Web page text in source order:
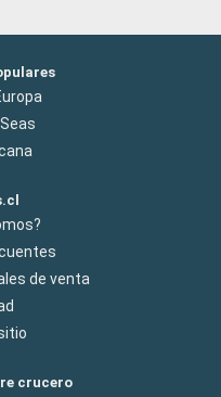
de venta
crucero